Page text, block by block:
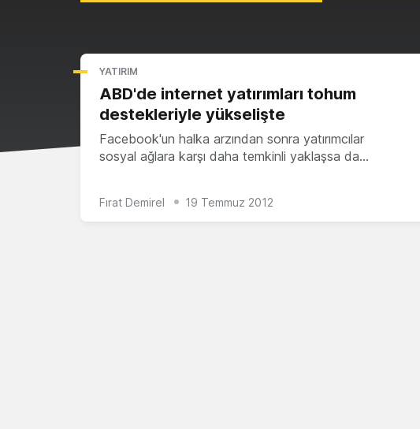
YATIRIM
ABD'de internet yatırımları tohum
destekleriyle yükselişte
Facebook'un halka arzından sonra yatırımcılar
sosyal ağlara karşı daha temkinli yaklaşsa da…
Fırat Demirel 19 Temmuz 2012